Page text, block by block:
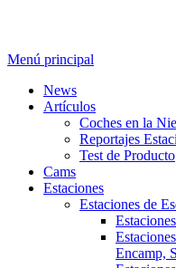
Menú principal
News
Artículos
Coches en la
Reportajes
Test de Producto
Cams
Estaciones
Estaciones de
Encamp,